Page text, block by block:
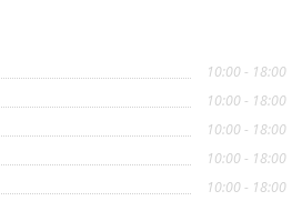
10:00 - 18:00
10:00 - 18:00
10:00 - 18:00
10:00 - 18:00
10:00 - 18:00